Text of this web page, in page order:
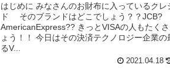
はじめに みなさんのお財布に入っているクレ
ド そのブランドはどこでしょう？？JCB?
AmericanExpress?? きっとVISAの人もたく
ょう！！ 今日はその決済テクノロジー企業の
るV...
2021.04.18